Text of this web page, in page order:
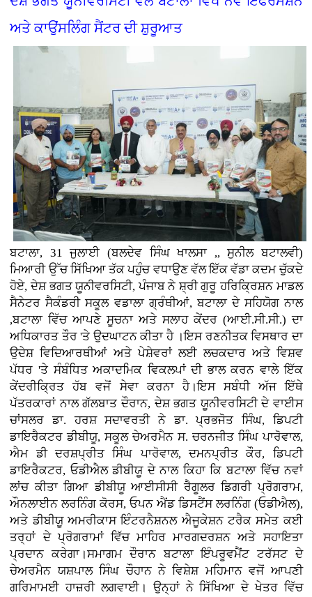
ਅਤੇ ਕਾਉਂਸਲਿੰਗ ਸੈਂਟਰ ਦੀ ਸ਼ੁਰੂਆਤ
ਬਟਾਲਾ, 31 ਜੁਲਾਈ (ਬਲਦੇਵ ਸਿੰਘ ਖਾਲਸਾ ,, ਸੁਨੀਲ ਬਟਾਲਵੀ)
ਮਿਆਰੀ ਉੱਚ ਸਿੱਖਿਆ ਤੱਕ ਪਹੁੰਚ ਵਧਾਉਣ ਵੱਲ ਇੱਕ ਵੱਡਾ ਕਦਮ ਚੁੱਕਦੇ
ਹੋਏ, ਦੇਸ਼ ਭਗਤ ਯੂਨੀਵਰਸਿਟੀ, ਪੰਜਾਬ ਨੇ ਸ਼੍ਰੀ ਗੁਰੂ ਹਰਿਕ੍ਰਿਸ਼ਨ ਮਾਡਲ
ਸੈਨੇਟਰ ਸੈਕੰਡਰੀ ਸਕੂਲ ਵਡਾਲਾ ਗ੍ਰੰਥੀਆਂ, ਬਟਾਲਾ ਦੇ ਸਹਿਯੋਗ ਨਾਲ
,ਬਟਾਲਾ ਵਿੱਚ ਆਪਣੇ ਸੂਚਨਾ ਅਤੇ ਸਲਾਹ ਕੇਂਦਰ (ਆਈ.ਸੀ.ਸੀ.) ਦਾ
ਅਧਿਕਾਰਤ ਤੌਰ 'ਤੇ ਉਦਘਾਟਨ ਕੀਤਾ ਹੈ ।ਇਸ ਰਣਨੀਤਕ ਵਿਸਥਾਰ ਦਾ
ਉਦੇਸ਼ ਵਿਦਿਆਰਥੀਆਂ ਅਤੇ ਪੇਸ਼ੇਵਰਾਂ ਲਈ ਲਚਕਦਾਰ ਅਤੇ ਵਿਸ਼ਵ
ਪੱਧਰ 'ਤੇ ਸੰਬੰਧਿਤ ਅਕਾਦਮਿਕ ਵਿਕਲਪਾਂ ਦੀ ਭਾਲ ਕਰਨ ਵਾਲੇ ਇੱਕ
ਕੇਂਦਰੀਕ੍ਰਿਤ ਹੱਬ ਵਜੋਂ ਸੇਵਾ ਕਰਨਾ ਹੈ।ਇਸ ਸਬੰਧੀ ਅੱਜ ਇੱਥੇ
ਪੱਤਰਕਾਰਾਂ ਨਾਲ ਗੱਲਬਾਤ ਦੌਰਾਨ, ਦੇਸ਼ ਭਗਤ ਯੂਨੀਵਰਸਿਟੀ ਦੇ ਵਾਈਸ
ਚਾਂਸਲਰ ਡਾ. ਹਰਸ਼ ਸਦਾਵਰਤੀ ਨੇ ਡਾ. ਪ੍ਰਭਜੋਤ ਸਿੰਘ, ਡਿਪਟੀ
ਡਾਇਰੈਕਟਰ ਡੀਬੀਯੂ, ਸਕੂਲ ਚੇਅਰਮੈਨ ਸ. ਚਰਨਜੀਤ ਸਿੰਘ ਪਾਰੋਵਾਲ,
ਐਮ ਡੀ ਦਰਸ਼ਪ੍ਰੀਤ ਸਿੰਘ ਪਾਰੋਵਾਲ, ਦਮਨਪ੍ਰੀਤ ਕੌਰ, ਡਿਪਟੀ
ਡਾਇਰੈਕਟਰ, ਓਡੀਐਲ ਡੀਬੀਯੂ ਦੇ ਨਾਲ ਕਿਹਾ ਕਿ ਬਟਾਲਾ ਵਿੱਚ ਨਵਾਂ
ਲਾਂਚ ਕੀਤਾ ਗਿਆ ਡੀਬੀਯੂ ਆਈਸੀਸੀ ਰੈਗੂਲਰ ਡਿਗਰੀ ਪ੍ਰੋਗਰਾਮ,
ਔਨਲਾਈਨ ਲਰਨਿੰਗ ਕੋਰਸ, ਓਪਨ ਐਂਡ ਡਿਸਟੈਂਸ ਲਰਨਿੰਗ (ਓਡੀਐਲ),
ਅਤੇ ਡੀਬੀਯੂ ਅਮਰੀਕਾਸ ਇੰਟਰਨੈਸ਼ਨਲ ਐਜੂਕੇਸ਼ਨ ਟਰੈਕ ਸਮੇਤ ਕਈ
ਤਰ੍ਹਾਂ ਦੇ ਪ੍ਰੋਗਰਾਮਾਂ ਵਿੱਚ ਮਾਹਿਰ ਮਾਰਗਦਰਸ਼ਨ ਅਤੇ ਸਹਾਇਤਾ
ਪ੍ਰਦਾਨ ਕਰੇਗਾ।ਸਮਾਗਮ ਦੌਰਾਨ ਬਟਾਲਾ ਇੰਪਰੂਵਮੈਂਟ ਟਰੱਸਟ ਦੇ
ਚੇਅਰਮੈਨ ਯਸ਼ਪਾਲ ਸਿੰਘ ਚੌਹਾਨ ਨੇ ਵਿਸ਼ੇਸ਼ ਮਹਿਮਾਨ ਵਜੋਂ ਆਪਣੀ
ਗਰਿਮਾਮਈ ਹਾਜ਼ਰੀ ਲਗਵਾਈ। ਉਨ੍ਹਾਂ ਨੇ ਸਿੱਖਿਆ ਦੇ ਖੇਤਰ ਵਿੱਚ